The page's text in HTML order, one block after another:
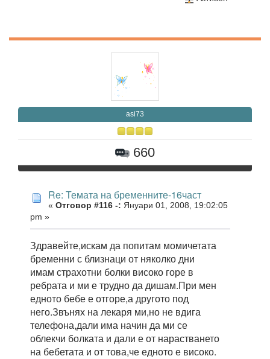
asi73
660
Re: Темата на бременните-16част
« Отговор #116 -: Януари 01, 2008, 19:02:05
pm »
Здравейте,искам да попитам момичетата
бременни с близнаци от няколко дни
имам страхотни болки високо горе в
ребрата и ми е трудно да дишам.При мен
едното бебе е отгоре,а другото под
него.Звънях на лекаря ми,но не вдига
телефона,дали има начин да ми се
облекчи болката и дали е от нарастването
на бебетата и от това,че едното е високо.